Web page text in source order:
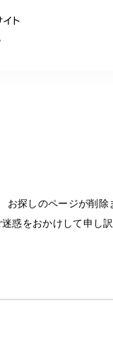
お探しのページが削
迷惑をおかけして申し